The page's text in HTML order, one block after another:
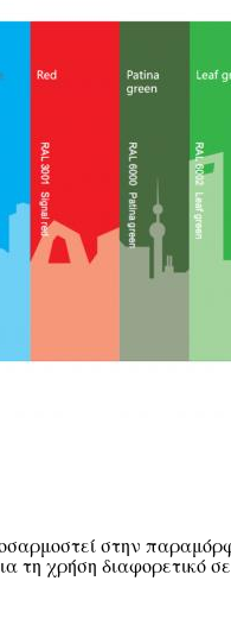
στην
τη χρήση διαφορετικό